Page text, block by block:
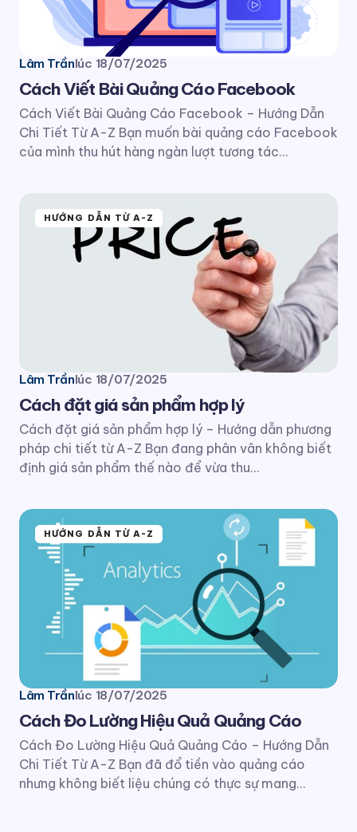
Lâm Trầnlúc 18/07/2025
Cách Viết Bài Quảng Cáo Facebook
Cách Viết Bài Quảng Cáo Facebook – Hướng Dẫn
Chi Tiết Từ A-Z Bạn muốn bài quảng cáo Facebook
của mình thu hút hàng ngàn lượt tương tác…
HƯỚNG DẪN TỪ A-Z
Lâm Trầnlúc 18/07/2025
Cách đặt giá sản phẩm hợp lý
Cách đặt giá sản phẩm hợp lý – Hướng dẫn phương
pháp chi tiết từ A-Z Bạn đang phân vân không biết
định giá sản phẩm thế nào để vừa thu…
HƯỚNG DẪN TỪ A-Z
Lâm Trầnlúc 18/07/2025
Cách Đo Lường Hiệu Quả Quảng Cáo
Cách Đo Lường Hiệu Quả Quảng Cáo – Hướng Dẫn
Chi Tiết Từ A-Z Bạn đã đổ tiền vào quảng cáo
nhưng không biết liệu chúng có thực sự mang…